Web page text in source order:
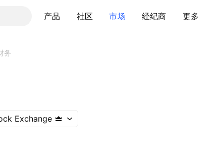
产品 社区 市场 经纪商 更多
务
Exchange